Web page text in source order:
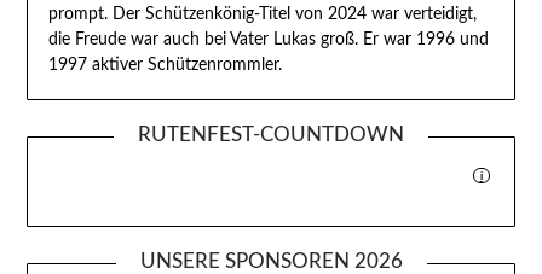
prompt. Der Schützenkönig-Titel von 2024 war verteidigt,
die Freude war auch bei Vater Lukas groß. Er war 1996 und
1997 aktiver Schützenrommler.
RUTENFEST-COUNTDOWN
i
UNSERE SPONSOREN 2026